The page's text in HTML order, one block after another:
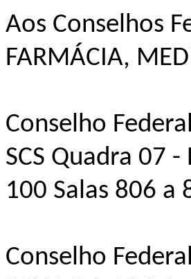
Aos Conselhos
FARMÁCIA,
Conselho
SCS Quadra 07
100 Salas 806 a
Conselho